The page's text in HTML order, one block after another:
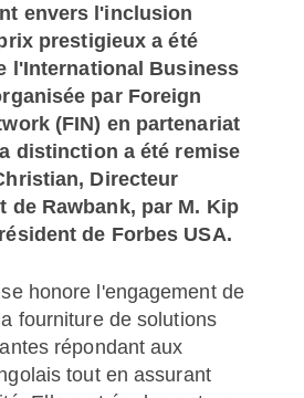
envers l'inclusion
prestigieux a été
l'International Business
par Foreign
(FIN) en partenariat
distinction a été remise
Directeur
de Rawbank, par M. Kip
de Forbes USA.
honore l'engagement de
fourniture de solutions
répondant aux
tout en assurant